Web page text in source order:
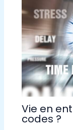
Vie en
codes ?